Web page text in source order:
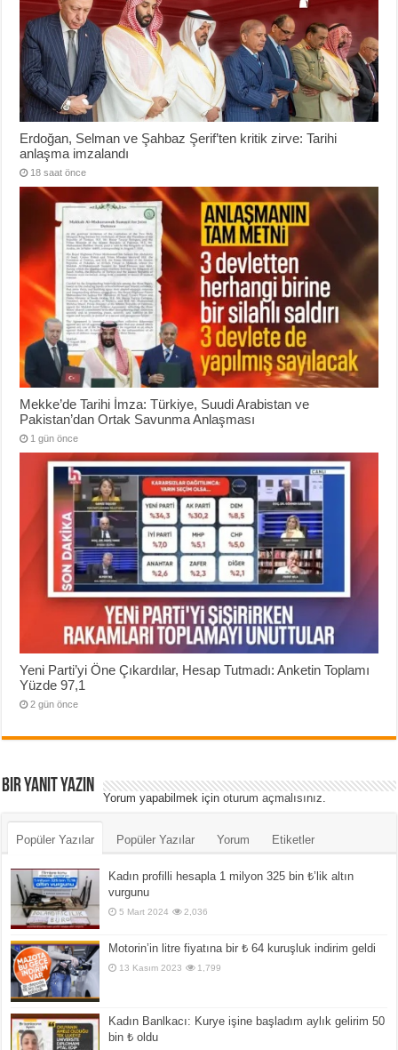
Erdoğan, Selman ve Şahbaz Şerif’ten kritik zirve: Tarihi
anlaşma imzalandı
18 saat önce
Mekke’de Tarihi İmza: Türkiye, Suudi Arabistan ve
Pakistan’dan Ortak Savunma Anlaşması
1 gün önce
Yeni Parti’yi Öne Çıkardılar, Hesap Tutmadı: Anketin Toplamı
Yüzde 97,1
2 gün önce
Bir yanıt yazın
Yorum yapabilmek içinoturum açmalısınız.
Popüler Yazılar Popüler Yazılar Yorum Etiketler
Kadın profilli hesapla 1 milyon 325 bin ₺’lik altın
vurgunu
5 Mart 2024 2,036
Motorin’in litre fiyatına bir ₺ 64 kuruşluk indirim geldi
13 Kasım 2023 1,799
Kadın Banlkacı: Kurye işine başladım aylık gelirim 50
bin ₺ oldu